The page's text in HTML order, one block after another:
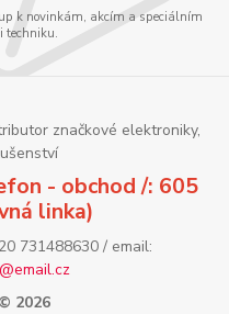
k novinkám, akcím a speciálním
techniku.
značkové elektroniky,
- obchod /: 605
linka)
731488630 / email:
2026